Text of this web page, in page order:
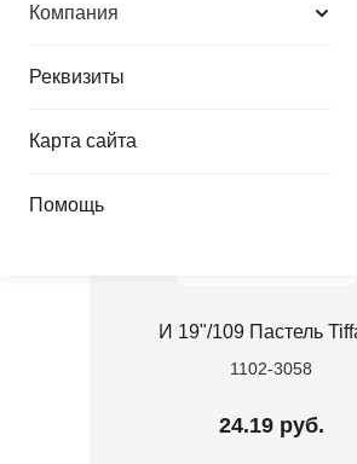
Компания
Реквизиты
Карта сайта
Помощь
в достаточном
И 19"/109 Пастель
1102-3058
24.19 руб.